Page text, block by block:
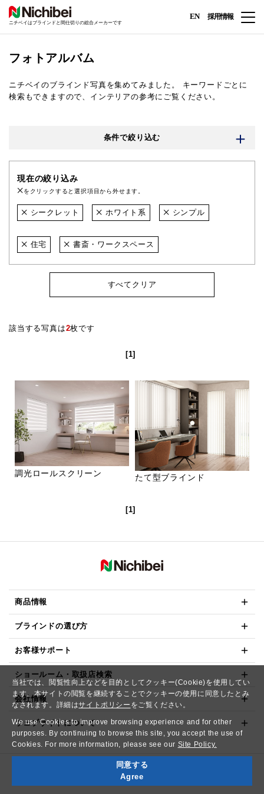
当社では、閲覧性向上などを目的としてクッキー(Cookie)を使用してい
ます。本サイトの閲覧を継続することでクッキーの使用に同意したとみ
なされます。詳細はサイトポリシー をご覧ください。
We use Cookies to improve browsing experience and for other
purposes. By continuing to browse this site, you accept the use of
Cookies. For more information, please see our Site Policy.
同意する
Agree
ニチベイはブラインドと間仕切りの総合メーカーです
EN 採用情報
フォトアルバム
ニチベイのブラインド写真を集めてみました。
キーワードごとに
検索もできますので、インテリアの参考にご覧ください。
条件で絞り込む
現在の絞り込み
をクリックすると選択項目から外せます。
シークレット ホワイト系 シンプル
住宅 書斎・ワークスペース
すべてクリア
該当する写真は2枚です
[1]
調光ロールスクリーン たて型ブラインド
[1]
商品情報
ブラインドの選び方
お客様サポート
ショールーム・取扱店検索
会社情報
ウェブサイトについて
Copyright© NICHIBEI CO.,LTD. All Rights Reserved.